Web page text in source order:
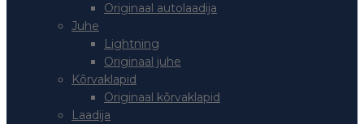
Originaal autolaadija
Juhe
Lightning
Originaal juhe
Kõrvaklapid
Originaal kõrvaklapid
Laadija